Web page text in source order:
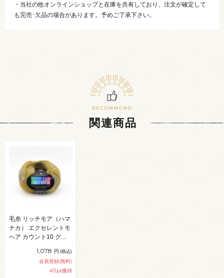
・当社の他オンラインショップと在庫を共有しており、注文が確定して
も完売･欠品の場合があります。予めご了承下さい。
関連商品
毛糸 リッチモア（ハマ
ナカ） エクセレントモ
ヘア カウント10 グラ
1,078 円 (税込)
会員登録(無料)
49pt獲得